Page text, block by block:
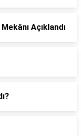
Açıklandı